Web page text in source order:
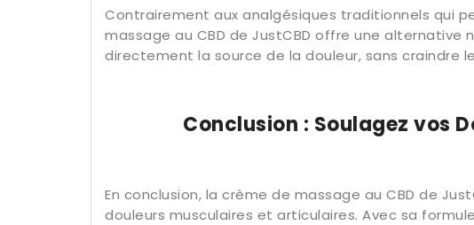
Contrairement aux analgésiques traditionnels qui
massage au CBD de JustCBD offre une
directement la source de la douleur, sans craindre
Conclusion : Soulagez vos
En conclusion, la crème de massage au CBD de
douleurs musculaires et articulaires. Avec sa